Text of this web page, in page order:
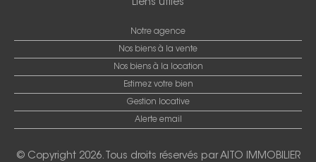
Liens utiles
Notre agence
Nos biens à la vente
Nos biens à la location
Estimez votre bien
Gestion locative
Alerte email
© Copyright 2026. Tous droits réservés parAITO IMMOBILIER